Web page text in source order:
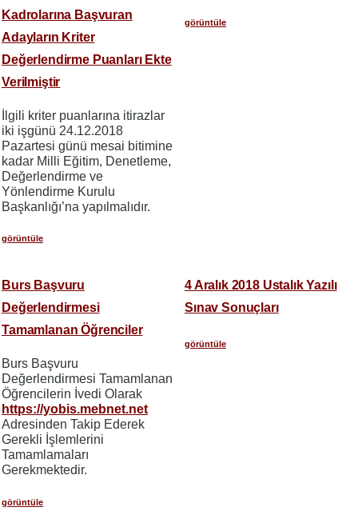
Kadrolarına Başvuran
Adayların Kriter
Değerlendirme Puanları Ekte
Verilmiştir
İlgili kriter puanlarına itirazlar
iki işgünü 24.12.2018
Pazartesi günü mesai bitimine
kadar Milli Eğitim, Denetleme,
Değerlendirme ve
Yönlendirme Kurulu
Başkanlığı’na yapılmalıdır.
görüntüle
görüntüle
Burs Başvuru
Değerlendirmesi
Tamamlanan Öğrenciler
Burs Başvuru
Değerlendirmesi Tamamlanan
Öğrencilerin İvedi Olarak
https://yobis.mebnet.net
Adresinden Takip Ederek
Gerekli İşlemlerini
Tamamlamaları
Gerekmektedir.
görüntüle
4 Aralık 2018 Ustalık Yazılı
Sınav Sonuçları
görüntüle